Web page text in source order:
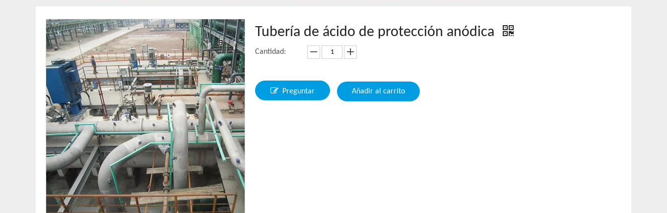
Tubería de ácido de protección anódica
Cantidad:
Preguntar Añadir al carrito